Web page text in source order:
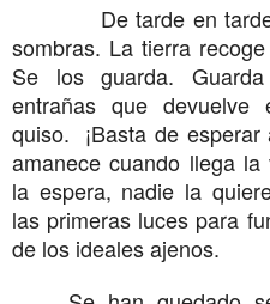
De tarde en tarde.
sombras. La tierra
Se los guarda.
entrañas que
quiso. ¡Basta de
amanece cuando llega
la espera, nadie la
las primeras luces para
de los ideales ajenos.